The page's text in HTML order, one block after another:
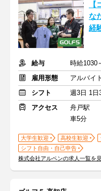
な
経
給与
時給1030
雇用形態
アルバイ
シフト
週3日 1日
アクセス
舟戸駅
車5分
大学生歓迎 高校生歓迎
シフト自由・自己申告
株式会社アルペンの求人一覧を